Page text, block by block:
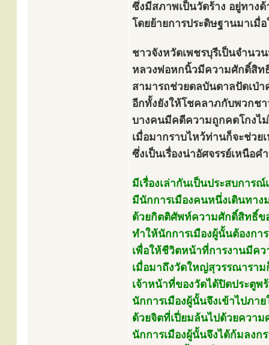
ซึ่งมีสภาพเป็นวัดร้าง อยู่ทาง
โดยย้ายการประดิษฐานมาเ
ชาวจังหวัดเพชรบุรีเป็นจำนว
หลวงพ่อหกนิ้วมีความศักดิ์สิท
สามารถช่วยดลบันดาลปัดเป่
อีกทั้งยังให้โชคลาภกับพวกช
บางคนมีคดีความถูกคดโกงไ
เมื่อมากราบไหว้ท่านก็จะช่ว
ซึ่งเป็นเรื่องน่าอัศจรรย์เหนือค
มีเรื่องเล่ากันเป็นประสบการ
มีนักการเมืองคนหนึ่งเดินทา
ด้วยกิตติศัพท์ความศักดิ์สิทธิ์ข
ทำให้นักการเมืองผู้นั้นต้องกา
เพื่อให้ชีวิตหน้าที่การงานมีค
เมื่อมาถึงวัดใหญ่สุวรรณาราม
เจ้าหน้าที่ของวัดได้ปิดประตู
นักการเมืองผู้นั้นจึงเข้าไปภา
ด้วยจิตที่เปี่ยมล้นไปด้วยควา
นักการเมืองผู้นั้นจึงได้ก้มลงก